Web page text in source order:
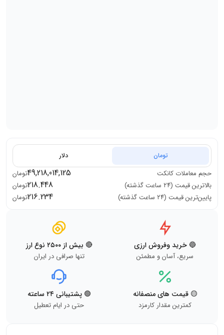
تومان دلار
حجم معاملات کانکت 49,218,014,125تومان
بالاترین قیمت (۲۴ ساعت گذشته)
218.448تومان
پایین‌ترین قیمت (۲۴ ساعت گذشته)
216.234تومان
🔵 خرید وفروش ارزی
سریع، آسان و مطمئن
🔴 بیش از ۲۵۰۰ نوع ارز
تنها صرافی در ایران
🟡 قیمت های منصفانه
کمترین مقدار کارمزد
🟢 پشتیبانی ۲۴ ساعته
حتی در ایام تعطیل